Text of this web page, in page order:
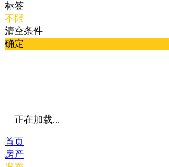
标签
不限
清空条件
确定
正在加载...
首页
房产